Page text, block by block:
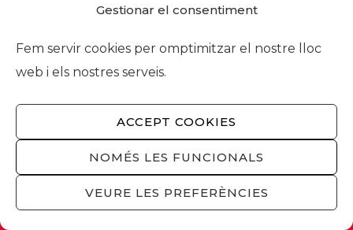
Gestionar el consentiment
Fem servir cookies per omptimitzar el nostre lloc
web i els nostres serveis.
ACCEPT COOKIES
NOMÉS LES FUNCIONALS
VEURE LES PREFERÈNCIES
Via Laietana 32, 08003 Barcelona
Tel. 93 484 12 00